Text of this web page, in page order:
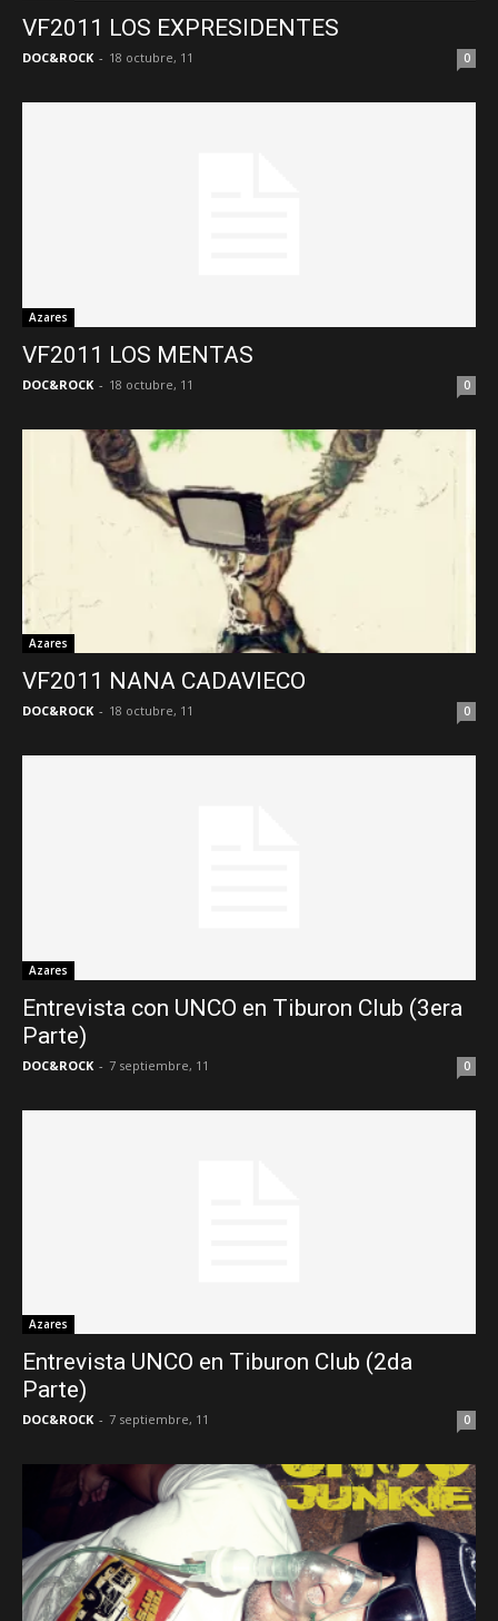
VF2011 LOS EXPRESIDENTES
DOC&ROCK - 18 octubre, 11 0
Azares
VF2011 LOS MENTAS
DOC&ROCK - 18 octubre, 11 0
Azares
VF2011 NANA CADAVIECO
DOC&ROCK - 18 octubre, 11 0
Azares
Entrevista con UNCO en Tiburon Club (3era
Parte)
DOC&ROCK - 7 septiembre, 11 0
Azares
Entrevista UNCO en Tiburon Club (2da
Parte)
DOC&ROCK - 7 septiembre, 11 0